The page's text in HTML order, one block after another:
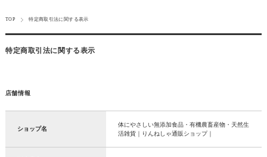
TOP 特定商取引法に関する表示
特定商取引法に関する表示
店舗情報
ショップ名
体にやさしい無添加食品・有機農畜産物・天然生
活雑貨｜りんねしゃ通販ショップ｜